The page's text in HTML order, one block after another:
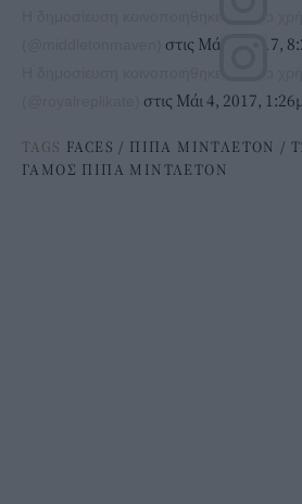
στις Μάι 4, 2017,
στις Μάι 4, 2017,
TAGS FACES / ΠΙΠΑ ΜΙΝΤΛΕΤΟΝ /
ΓΑΜΟΣ ΠΙΠΑ ΜΙΝΤΛΕΤΟΝ